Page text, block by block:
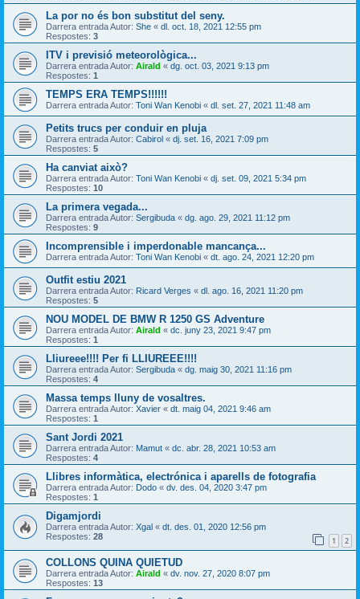
La por no és bon substitut del seny.
Darrera entrada Autor: She « dl. oct. 18, 2021 12:55 pm
Respostes: 3
ITV i previsió meteorològica...
Darrera entrada Autor: Airald « dg. oct. 03, 2021 9:13 pm
Respostes: 1
TEMPS ERA TEMPS!!!!!!
Darrera entrada Autor: Toni Wan Kenobi « dl. set. 27, 2021 11:48 am
Petits trucs per conduir en pluja
Darrera entrada Autor: Cabirol « dj. set. 16, 2021 7:09 pm
Respostes: 5
Ha canviat això?
Darrera entrada Autor: Toni Wan Kenobi « dj. set. 09, 2021 5:34 pm
Respostes: 10
La primera vegada...
Darrera entrada Autor: Sergibuda « dg. ago. 29, 2021 11:12 pm
Respostes: 9
Incomprensible i imperdonable mancança...
Darrera entrada Autor: Toni Wan Kenobi « dt. ago. 24, 2021 12:20 pm
Outfit estiu 2021
Darrera entrada Autor: Ricard Verges « dl. ago. 16, 2021 11:20 pm
Respostes: 5
NOU MODEL DE BMW R 1250 GS Adventure
Darrera entrada Autor: Airald « dc. juny 23, 2021 9:47 pm
Respostes: 1
Lliureee!!!! Per fi LLIUREEE!!!!
Darrera entrada Autor: Sergibuda « dg. maig 30, 2021 11:16 pm
Respostes: 4
Massa temps lluny de vosaltres.
Darrera entrada Autor: Xavier « dt. maig 04, 2021 9:46 am
Respostes: 1
Sant Jordi 2021
Darrera entrada Autor: Mamut « dc. abr. 28, 2021 10:53 am
Respostes: 4
Llibres informàtica, electrónica i aparells de fotografia
Darrera entrada Autor: Dodo « dv. des. 04, 2020 3:47 pm
Respostes: 1
Digamjordi
Darrera entrada Autor: Xgal « dt. des. 01, 2020 12:56 pm
Respostes: 28 1 2
COLLONS QUINA QUIETUD
Darrera entrada Autor: Airald « dv. nov. 27, 2020 8:07 pm
Respostes: 13